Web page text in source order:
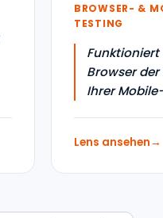
BROWSER- &
TESTING
Browser
Ihrer
Lens ansehen